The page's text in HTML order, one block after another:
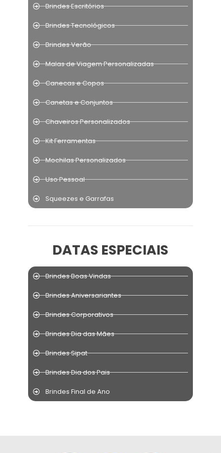
Brindes Escritórios
Brindes Tecnológicos
Brindes Verão
Malas de Viagem Personalizadas
Canecas e Copos
Canetas e Conjuntos
Chaveiros Personalizados
Kit Ferramentas
Mochilas Personalizados
Uso Pessoal
Squeezes e Garrafas
DATAS ESPECIAIS
Brindes Boas Vindas
Brindes Aniversariantes
Brindes Corporativos
Brindes Dia das Mães
Brindes Sipat
Brindes Dia dos Pais
Brindes Final de Ano